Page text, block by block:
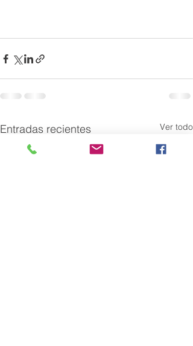
Entradas recientes Ver todo